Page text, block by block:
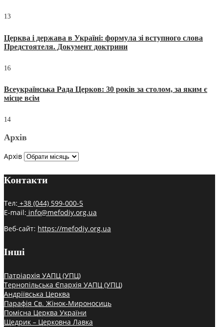
13
Церква і держава в Україні: формула зі вступного слова
Предстоятеля. Документ доктрини
16
Всеукраїнська Рада Церков: 30 років за столом, за яким є
місце всім
14
Архів
Архів
Контакти
Тел: +38 (044) 599-000-5
E-mail: info@mefodiy.org.ua
Веб-сайт: https://mefodiy.org.ua
Інші
Патріархія УАПЦ (УПЦ)
Тернопільська Єпархія УАПЦ (УПЦ)
Андріївська Церква
Парафія Св. Жінок-Мироносиць
Помісна Церква України
Щедрик – Церковна Лавка